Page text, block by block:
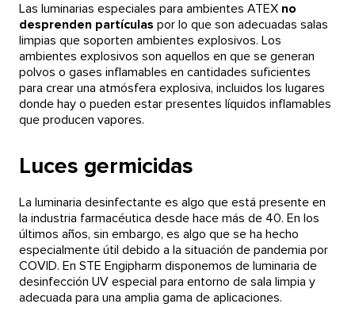
Las luminarias especiales para ambientes ATEX no
desprenden partículas por lo que son adecuadas salas
limpias que soporten ambientes explosivos. Los
ambientes explosivos son aquellos en que se generan
polvos o gases inflamables en cantidades suficientes
para crear una atmósfera explosiva, incluidos los lugares
donde hay o pueden estar presentes líquidos inflamables
que producen vapores.
Luces germicidas
La luminaria desinfectante es algo que está presente en
la industria farmacéutica desde hace más de 40. En los
últimos años, sin embargo, es algo que se ha hecho
especialmente útil debido a la situación de pandemia por
COVID. En STE Engipharm disponemos de luminaria de
desinfección UV especial para entorno de sala limpia y
adecuada para una amplia gama de aplicaciones.